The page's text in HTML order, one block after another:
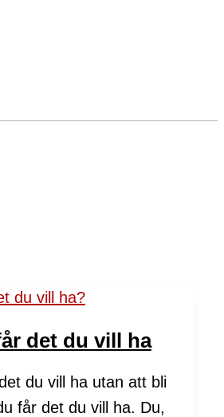
det du vill ha
du vill ha utan att bli
får det du vill ha. Du,